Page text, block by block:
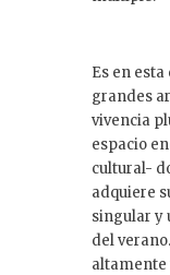
Es en
grandes
vivencia
espacio
cultural-
adquiere
singular y
del
altamente